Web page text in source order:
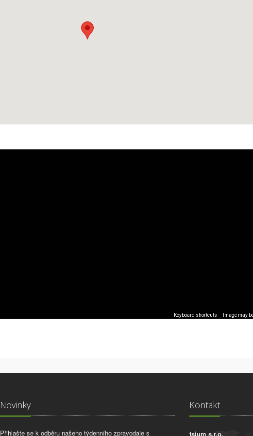
Keyboard shortcuts Image may
Novinky
Přihlašte se k odběru našeho týdenního zpravodaje s
Kontakt
tsium s.r.o.